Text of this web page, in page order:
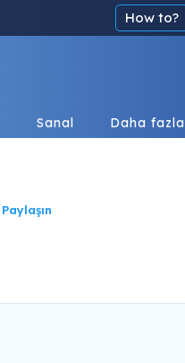
How to?
Sanal Daha fazla
Paylaşın